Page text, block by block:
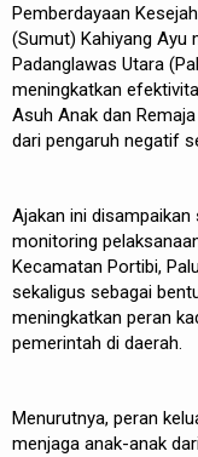
Pemberdayaan
(Sumut) Kahiyang Ayu
Padanglawas Utara
meningkatkan
Asuh Anak dan
dari pengaruh negatif
Ajakan ini
monitoring
Kecamatan Portibi,
sekaligus sebagai
meningkatkan peran
pemerintah di daerah.
Menurutnya, peran
menjaga anak-anak